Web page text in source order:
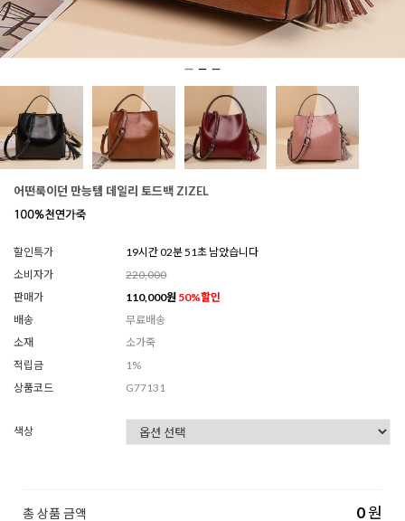
어떤룩이던 만능템 데일리 토드백 ZIZEL
할인특가
19시간 02분 47초 남았습니다
소비자가
220,000
판매가
110,000원 50%할인
배송
무료배송
소재
소가죽
적립금
1%
상품코드
G77131
색상
총 상품 금액 0원